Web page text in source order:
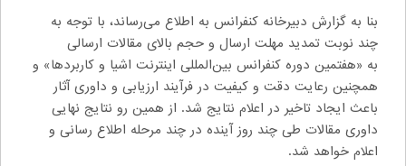
بنا به گزارش دبیرخانه کنفرانس به اطلاع می‌رساند، با توجه به
چند نوبت تمدید مهلت ارسال و حجم بالای مقالات ارسالی
به «هفتمین دوره كنفرانس بین‌المللی اينترنت اشيا و كاربردها» و
همچنین رعایت دقت و کیفیت در فرآیند ارزیابی و داوری آثار
باعث ایجاد تاخیر در اعلام نتایج شد. از همین رو نتایج نهایی
داوری مقالات طی چند روز آینده در چند مرحله اطلاع رسانی و
اعلام خواهد شد.